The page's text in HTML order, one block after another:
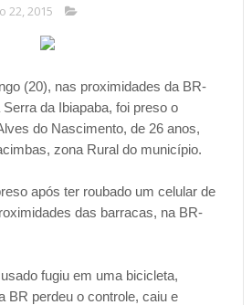
22, 2015
(20), nas proximidades da BR-
da Ibiapaba, foi preso o
do Nascimento, de 26 anos,
zona Rural do município.
após ter roubado um celular de
das barracas, na BR-
fugiu em uma bicicleta,
BR perdeu o controle, caiu e